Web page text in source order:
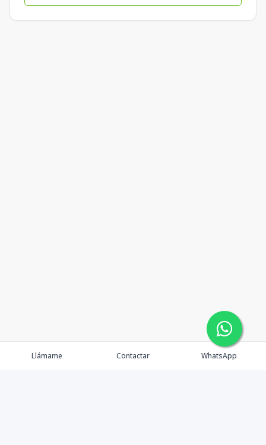
Llámame Contactar WhatsApp